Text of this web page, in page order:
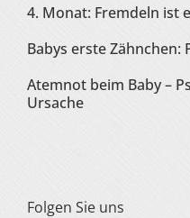
4. Monat: Fremdeln ist
Babys erste Zähnchen:
Atemnot beim Baby –
Ursache
Folgen Sie uns